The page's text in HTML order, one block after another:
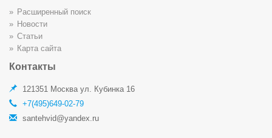
Расширенный поиск
Новости
Статьи
Карта сайта
Контакты
121351 Москва ул. Кубинка 16
+7(495)649-02-79
santehvid@yandex.ru